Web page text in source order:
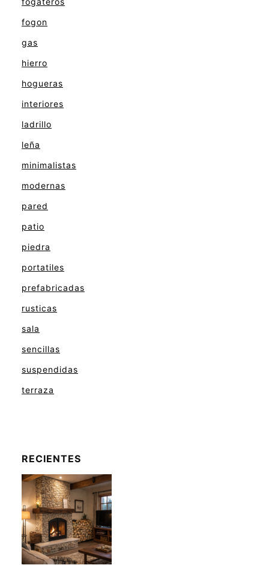
fogon
gas
hierro
hogueras
interiores
ladrillo
leña
minimalistas
modernas
pared
patio
piedra
portatiles
prefabricadas
rusticas
sala
sencillas
suspendidas
terraza
RECIENTES